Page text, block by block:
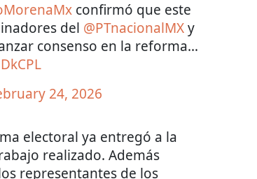
confirmó que este
del @PTnacionalMXy
consenso en la reforma…
24, 2026
electoral ya entregó a la
realizado. Además
representantes de los